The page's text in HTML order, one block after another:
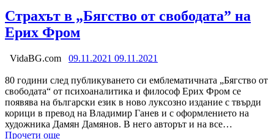
Страхът в „Бягство от свободата” на
Ерих Фром
VidaBG.com 09.11.2021 09.11.2021
80 години след публикуването си емблематичната „Бягство от
свободата“ от психоаналитика и философ Ерих Фром се
появява на български език в ново луксозно издание с твърди
корици в превод на Владимир Ганев и с оформлението на
художника Дамян Дамянов. В него авторът и на все…
Прочети още